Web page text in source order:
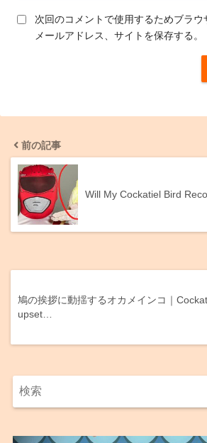
次回のコメントで使用するためブラウ
メールアドレス、サイトを保存する。
前の記事
Will My Cockatiel Bird
鳩の挨拶に動揺するオカメインコ｜
upset…